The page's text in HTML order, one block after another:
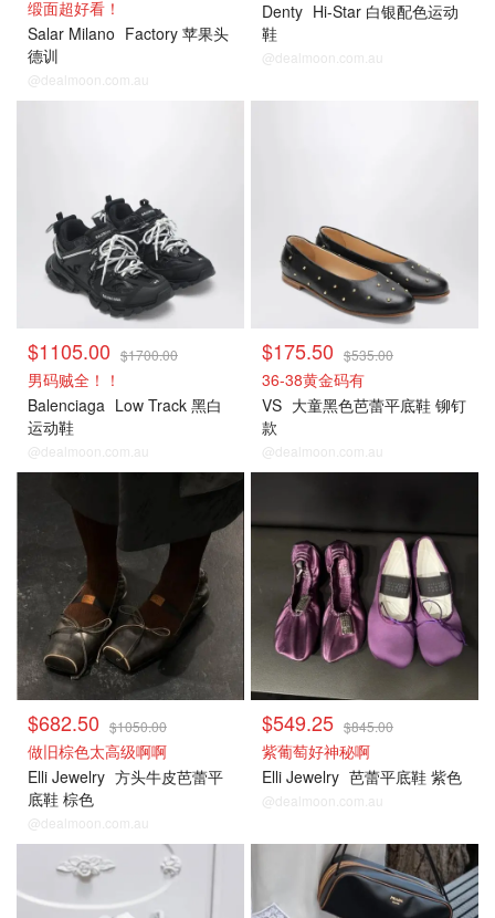
缎面超好看！
Salar Milano Factory 苹果头
德训
@dealmoon.com.au
Denty Hi-Star 白银配色运动
鞋
@dealmoon.com.au
$1105.00 $1700.00
男码贼全！！
Balenciaga Low Track 黑白
运动鞋
@dealmoon.com.au
$175.50 $535.00
36-38黄金码有
VS 大童黑色芭蕾平底鞋 铆钉
款
@dealmoon.com.au
$682.50 $1050.00
做旧棕色太高级啊啊
Elli Jewelry 方头牛皮芭蕾平
底鞋 棕色
@dealmoon.com.au
$549.25 $845.00
紫葡萄好神秘啊
Elli Jewelry 芭蕾平底鞋 紫色
@dealmoon.com.au